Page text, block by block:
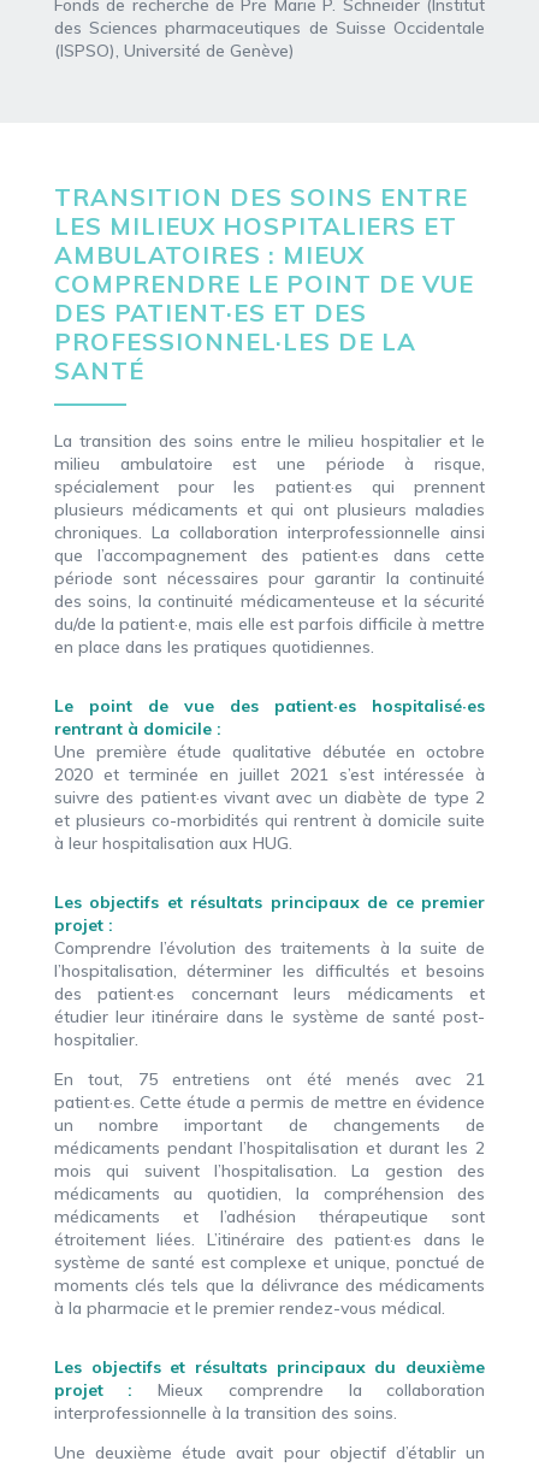
Fonds de recherche de Pre Marie P. Schneider (Institut
des Sciences pharmaceutiques de Suisse Occidentale
(ISPSO), Université de Genève)
TRANSITION DES SOINS ENTRE
LES MILIEUX HOSPITALIERS ET
AMBULATOIRES : MIEUX
COMPRENDRE LE POINT DE VUE
DES PATIENT·ES ET DES
PROFESSIONNEL·LES DE LA
SANTÉ
La transition des soins entre le milieu hospitalier et le
milieu ambulatoire est une période à risque,
spécialement pour les patient·es qui prennent
plusieurs médicaments et qui ont plusieurs maladies
chroniques. La collaboration interprofessionnelle ainsi
que l’accompagnement des patient·es dans cette
période sont nécessaires pour garantir la continuité
des soins, la continuité médicamenteuse et la sécurité
du/de la patient·e, mais elle est parfois difficile à mettre
en place dans les pratiques quotidiennes.
Le point de vue des patient·es hospitalisé·es
rentrant à domicile :
Une première étude qualitative débutée en octobre
2020 et terminée en juillet 2021 s’est intéressée à
suivre des patient·es vivant avec un diabète de type 2
et plusieurs co-morbidités qui rentrent à domicile suite
à leur hospitalisation aux HUG.
Les objectifs et résultats principaux de ce premier
projet :
Comprendre l’évolution des traitements à la suite de
l’hospitalisation, déterminer les difficultés et besoins
des patient·es concernant leurs médicaments et
étudier leur itinéraire dans le système de santé post-
hospitalier.
En tout, 75 entretiens ont été menés avec 21
patient·es. Cette étude a permis de mettre en évidence
un nombre important de changements de
médicaments pendant l’hospitalisation et durant les 2
mois qui suivent l’hospitalisation. La gestion des
médicaments au quotidien, la compréhension des
médicaments et l’adhésion thérapeutique sont
étroitement liées. L’itinéraire des patient·es dans le
système de santé est complexe et unique, ponctué de
moments clés tels que la délivrance des médicaments
à la pharmacie et le premier rendez-vous médical.
Les objectifs et résultats principaux du deuxième
projet :Mieux comprendre la collaboration
interprofessionnelle à la transition des soins.
Une deuxième étude avait pour objectif d’établir un